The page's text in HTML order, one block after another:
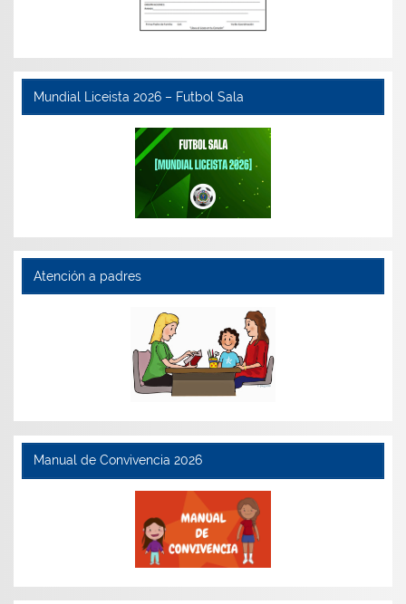
Mundial Liceista 2026 – Futbol Sala
Atención a padres
Manual de Convivencia 2026